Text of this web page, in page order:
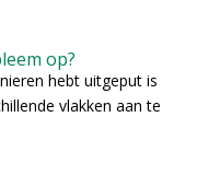
op?
hebt uitgeput is
vlakken aan te